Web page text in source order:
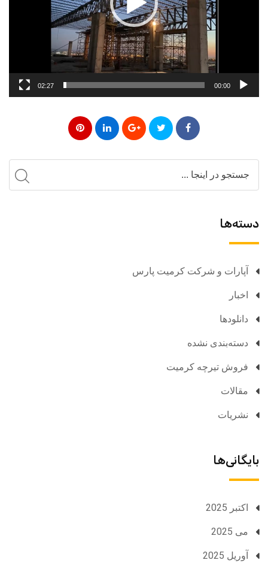
00:00
02:27
دسته‌ها
آپارات و شرکت کرمیت پارس
اخبار
دانلودها
دسته‌بندی نشده
فروش تیرچه کرمیت
مقالات
نشریات
بایگانی‌ها
اکتبر 2025
می 2025
آوریل 2025